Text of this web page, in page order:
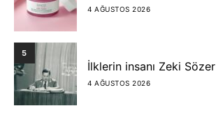
4 AĞUSTOS 2026
5
İlklerin insanı Zeki Sözer
4 AĞUSTOS 2026